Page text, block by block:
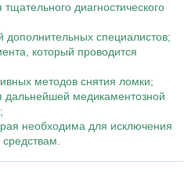
диагностического
дополнительных специалистов;
который проводится
методов снятия ломки;
дальнейшей медикаментозной
необходима для исключения